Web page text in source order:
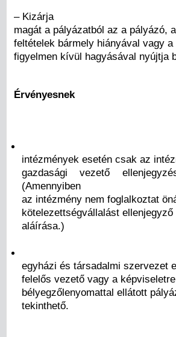
– Kizárja
magát a pályázatból az a pályázó,
feltételek bármely hiányával vagy
figyelmen kívül hagyásával nyújtja
Érvényesnek
intézmények esetén csak az
gazdasági vezető
(Amennyiben
az intézmény nem foglalkoztat
kötelezettségvállalást
aláírása.)
egyházi és társadalmi szervezet
felelős vezető vagy a
bélyegzőlenyomattal ellátott
tekinthető.